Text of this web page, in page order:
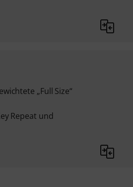
„Full Size“
Repeat und